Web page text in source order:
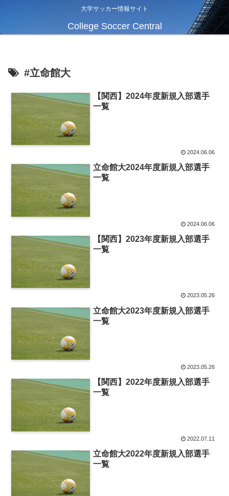
大学サッカー情報サイト
College Soccer Central
#立命館大
【関西】2024年度新規入部選手
一覧
2024.06.06
立命館大2024年度新規入部選手
一覧
2024.06.06
【関西】2023年度新規入部選手
一覧
2023.05.26
立命館大2023年度新規入部選手
一覧
2023.05.26
【関西】2022年度新規入部選手
一覧
2022.07.11
立命館大2022年度新規入部選手
一覧